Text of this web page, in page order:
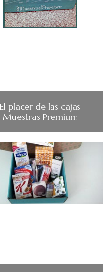
El placer de las cajas
Muestras Premium